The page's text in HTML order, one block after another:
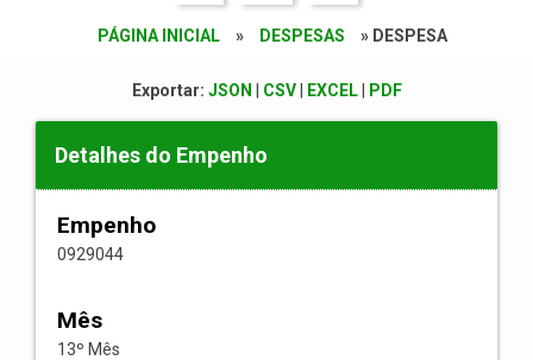
PÁGINA INICIAL » DESPESAS » DESPESA
Exportar: JSON CSV| EXCEL| PDF
Detalhes do Empenho
Empenho
0929044
Mês
13º Mês